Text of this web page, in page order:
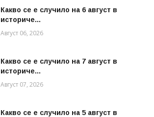
Какво се е случило на 6 август в
историче...
Август 06, 2026
Какво се е случило на 7 август в
историче...
Август 07, 2026
Какво се е случило на 5 август в